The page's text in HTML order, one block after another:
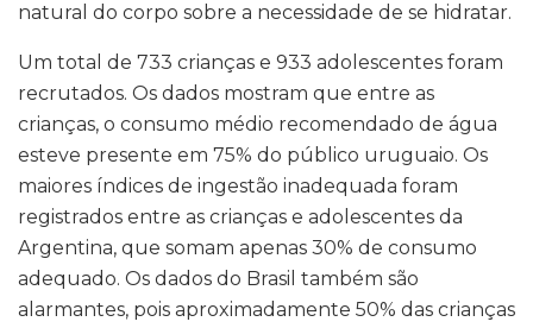
natural do corpo sobre a necessidade de se hidratar.
Um total de 733 crianças e 933 adolescentes foram
recrutados. Os dados mostram que entre as
crianças, o consumo médio recomendado de água
esteve presente em 75% do público uruguaio. Os
maiores índices de ingestão inadequada foram
registrados entre as crianças e adolescentes da
Argentina, que somam apenas 30% de consumo
adequado. Os dados do Brasil também são
alarmantes, pois aproximadamente 50% das crianças